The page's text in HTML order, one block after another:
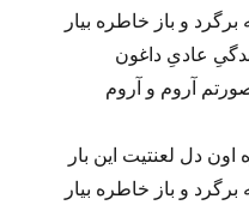
و باز خاطره بیار
عادیِ داغون
آروم و آروم
دل لعنتیت این بار
و باز خاطره بیار